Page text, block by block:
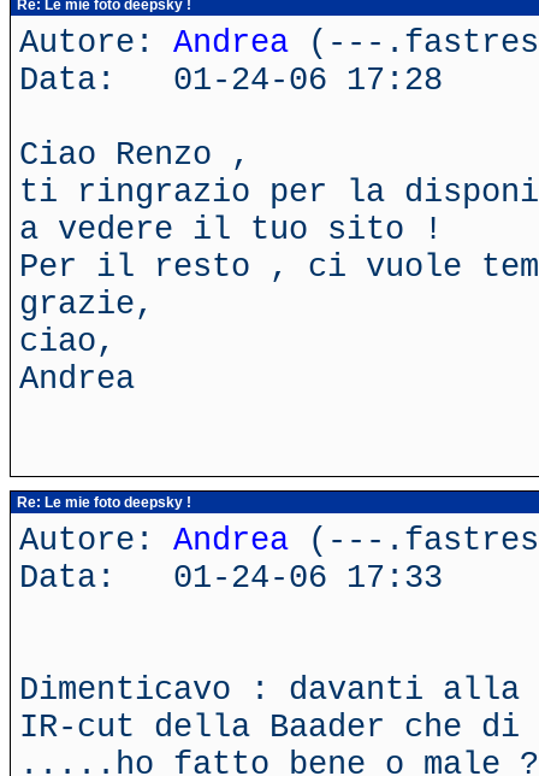
Re: Le mie foto deepsky !
Autore: Andrea (---
Data: 01-24-06 17:28
Ciao Renzo ,
ti ringrazio per la
a vedere il tuo sito !
Per il resto , ci vuole
grazie,
ciao,
Andrea
Re: Le mie foto deepsky !
Autore: Andrea (---
Data: 01-24-06 17:33
Dimenticavo : davanti
IR-cut della Baader che di
.....ho fatto bene o male ?